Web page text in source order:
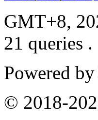
GMT+8,
21 queries .
Powered by
© 2018-